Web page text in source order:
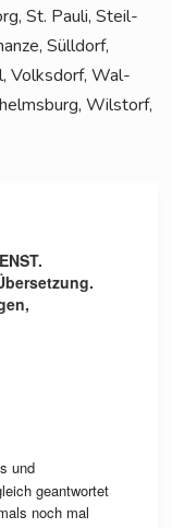
St. Pau­li, Steil­
Süll­dorf,
Volks­dorf, Wal­
Wilstorf,
und
geantwortet
noch mal